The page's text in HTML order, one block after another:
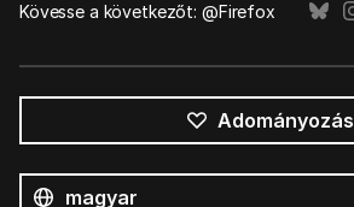
Kövesse a következőt: @Firefox
Adományozás
nyelv
Nyelv